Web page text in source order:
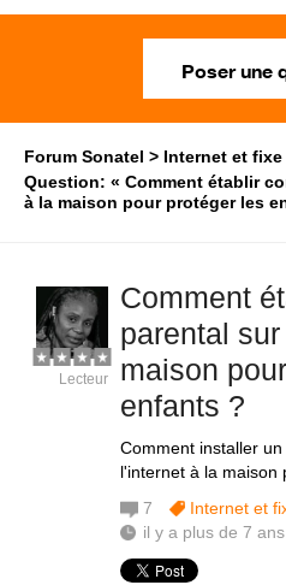
Poser une
Forum Sonatel
Internet et fixe
Question: « Comment établir
à la maison pour protéger les
Comment
parental
maison
enfants ?
Comment installer
l'internet à la maison
Lecteur
7 Internet et
il y a plus de 7 ans